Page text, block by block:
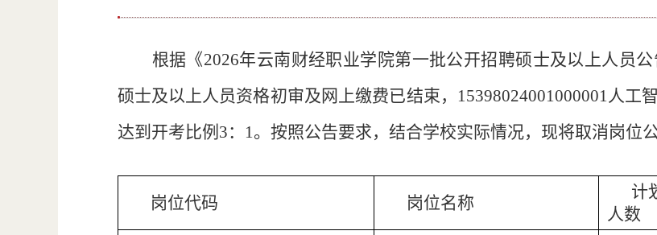
根据《2026年云南财经职业学院第一批公开招聘硕士及以上人员公
硕士及以上人员资格初审及网上缴费已结束， 15398024001000001人工
达到开考比例 3： 1。按照公告要求，结合学校实际情况，现将取消岗位
岗位代码 岗位名称
计
人数